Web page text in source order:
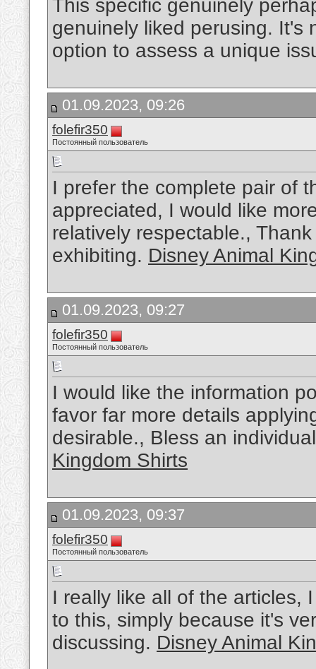
This specific genuinely
genuinely liked perusing. It's
option to assess a unique
01.09.2023, 09:26
folefir350
Постоянный пользователь
I prefer the complete pair of
appreciated, I would like
relatively respectable.,
exhibiting. Disney Animal
01.09.2023, 09:27
folefir350
Постоянный пользователь
I would like the information
favor far more details
desirable., Bless an
Kingdom Shirts
01.09.2023, 09:37
folefir350
Постоянный пользователь
I really like all of the articles,
to this, simply because it's
discussing. Disney Animal